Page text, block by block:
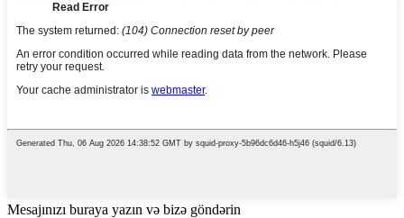
Mesajınızı buraya yazın və bizə göndərin